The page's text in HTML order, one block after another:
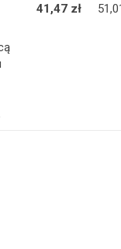
41,47 zł